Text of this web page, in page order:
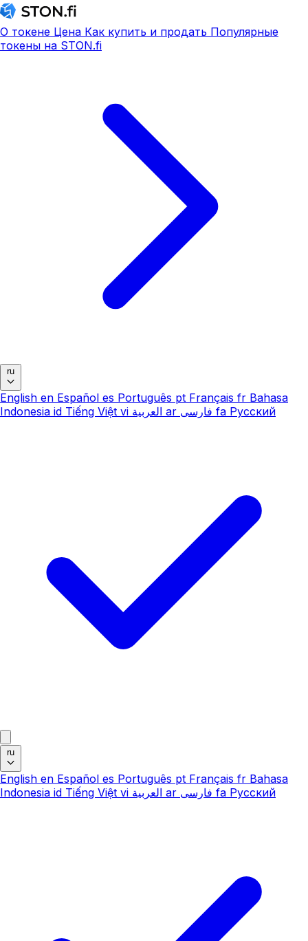
О токене Цена Как купить и продать Популярные
токены на STON.fi
ru
English en Español es Português pt Français fr Bahasa
Indonesia id Tiếng Việt vi العربية ar فارسی fa Русский
ru
English en Español es Português pt Français fr Bahasa
Indonesia id Tiếng Việt vi العربية ar فارسی fa Русский